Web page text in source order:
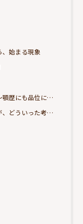
始まる現象
品位にこだわりたい
療をお求めになられるのか？